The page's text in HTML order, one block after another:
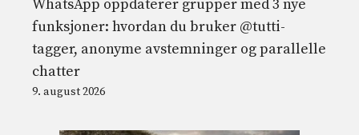
WhatsApp oppdaterer grupper med 3 nye
funksjoner: hvordan du bruker @tutti-
tagger, anonyme avstemninger og parallelle
chatter
9. august 2026